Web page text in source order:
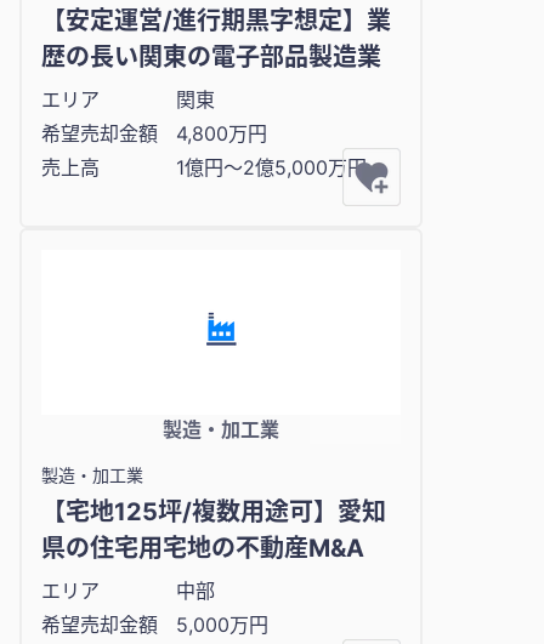
【安定運営/進行期黒字想定】業
歴の長い関東の電子部品製造業
エリア
関東
希望売却金額
4,800万円
売上高
1億円〜2億5,000万円
製造・加工業
製造・加工業
【宅地125坪/複数用途可】愛知
県の住宅用宅地の不動産M&A
エリア
中部
希望売却金額
5,000万円